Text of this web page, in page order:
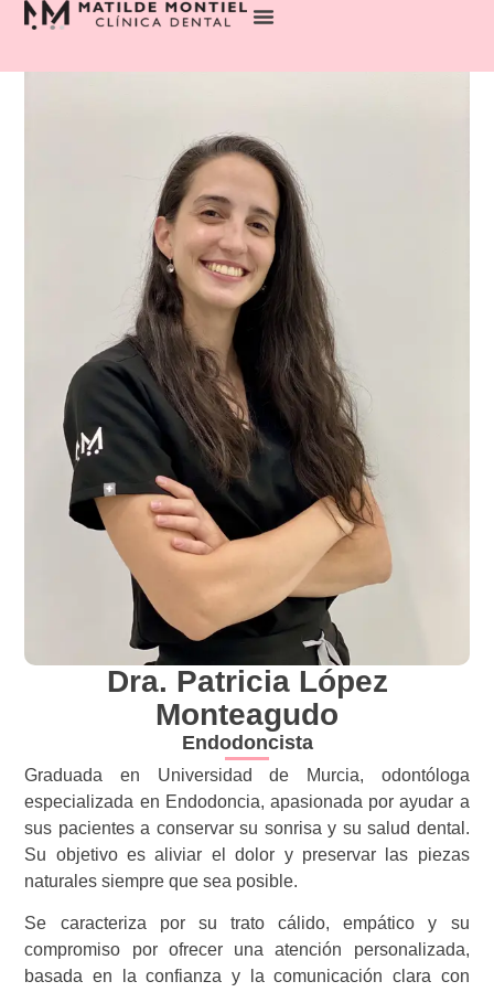
Dra. Patricia López
Monteagudo
Endodoncista
Graduada en Universidad de Murcia, odontóloga
especializada en Endodoncia, apasionada por ayudar a
sus pacientes a conservar su sonrisa y su salud dental.
Su objetivo es aliviar el dolor y preservar las piezas
naturales siempre que sea posible.
Se caracteriza por su trato cálido, empático y su
compromiso por ofrecer una atención personalizada,
basada en la confianza y la comunicación clara con